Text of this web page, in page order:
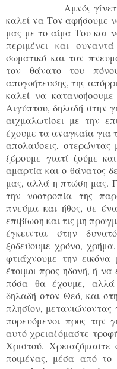
Αμνός γίνεται ο
καλεί να Τον αφήσουμε
μας με το αίμα Του και
περιμένει και
σωματικό και τον
τον θάνατο του
απογοήτευσης, της
καλεί να
Αιγύπτου, δηλαδή στην
αιχμαλωτίσει με την
έχουμε τα αναγκαία για
απολαύσεις,
ξέρουμε γιατί ζούμε
αμαρτία και ο θάνατος
μας, αλλά η πτώση μας.
την νοοτροπία της
πνεύμα και ήθος, σε
επιβίωση και τις μη
έγκεινται στην
ξοδεύουμε χρόνο,
φτιάχνουμε την
έτοιμοι προς ηδονή, ή
πόσα θα έχουμε,
δηλαδή στον Θεό, και
πλησίον,
πορευόμενοι προς την
αυτό χρειαζόμαστε
Χριστού.
ποιμένας, μέσα από το